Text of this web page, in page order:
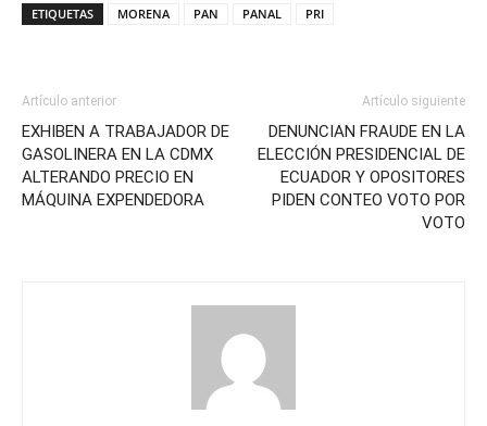
ETIQUETAS MORENA PAN PANAL PRI
Artículo anterior
EXHIBEN A TRABAJADOR DE
GASOLINERA EN LA CDMX
ALTERANDO PRECIO EN
MÁQUINA EXPENDEDORA
Artículo siguiente
DENUNCIAN FRAUDE EN LA
ELECCIÓN PRESIDENCIAL DE
ECUADOR Y OPOSITORES
PIDEN CONTEO VOTO POR
VOTO